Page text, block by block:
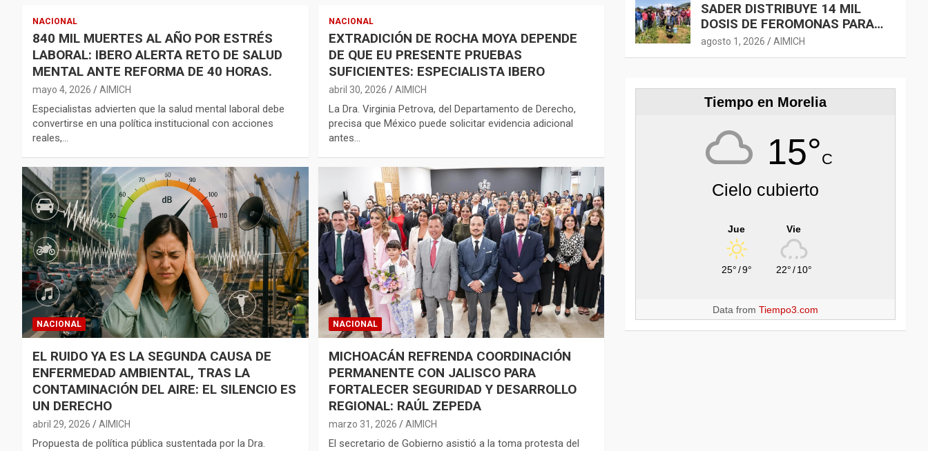
NACIONAL
840 MIL MUERTES AL AÑO POR ESTRÉS
LABORAL: IBERO ALERTA RETO DE SALUD
MENTAL ANTE REFORMA DE 40 HORAS.
mayo 4, 2026 AIMICH
Especialistas advierten que la salud mental laboral debe
convertirse en una política institucional con acciones
reales,…
NACIONAL
EXTRADICIÓN DE ROCHA MOYA DEPENDE
DE QUE EU PRESENTE PRUEBAS
SUFICIENTES: ESPECIALISTA IBERO
abril 30, 2026 AIMICH
La Dra. Virginia Petrova, del Departamento de Derecho,
precisa que México puede solicitar evidencia adicional
antes…
NACIONAL
EL RUIDO YA ES LA SEGUNDA CAUSA DE
ENFERMEDAD AMBIENTAL, TRAS LA
CONTAMINACIÓN DEL AIRE: EL SILENCIO ES
UN DERECHO
abril 29, 2026 AIMICH
Propuesta de política pública sustentada por la Dra.
NACIONAL
MICHOACÁN REFRENDA COORDINACIÓN
PERMANENTE CON JALISCO PARA
FORTALECER SEGURIDAD Y DESARROLLO
REGIONAL: RAÚL ZEPEDA
marzo 31, 2026 AIMICH
El secretario de Gobierno asistió a la toma protesta del
SADER DISTRIBUYE 14 MIL
DOSIS DE FEROMONAS PARA
CONTROLAR GUSANO
COGOLLERO
agosto 1, 2026 AIMICH
Tiempo en Morelia
15°C
Cielo cubierto
Jue
25°/9°
Vie
22°/ 10°
Data fromTiempo3.com